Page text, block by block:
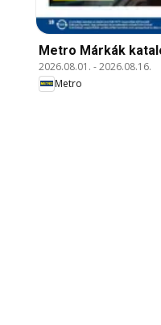
Metro Márkák
2026.08.01. -2026.08.16.
Metro